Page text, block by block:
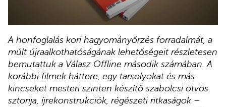
A honfoglalás kori hagyományőrzés forradalmát, a
múlt újraalkothatóságának lehetőségeit részletesen
bemutattuk a Válasz Offline második számában. A
korábbi filmek háttere, egy tarsolyokat és más
kincseket mesteri szinten készítő szabolcsi ötvös
sztorija, íjrekonstrukciók, régészeti ritkaságok –